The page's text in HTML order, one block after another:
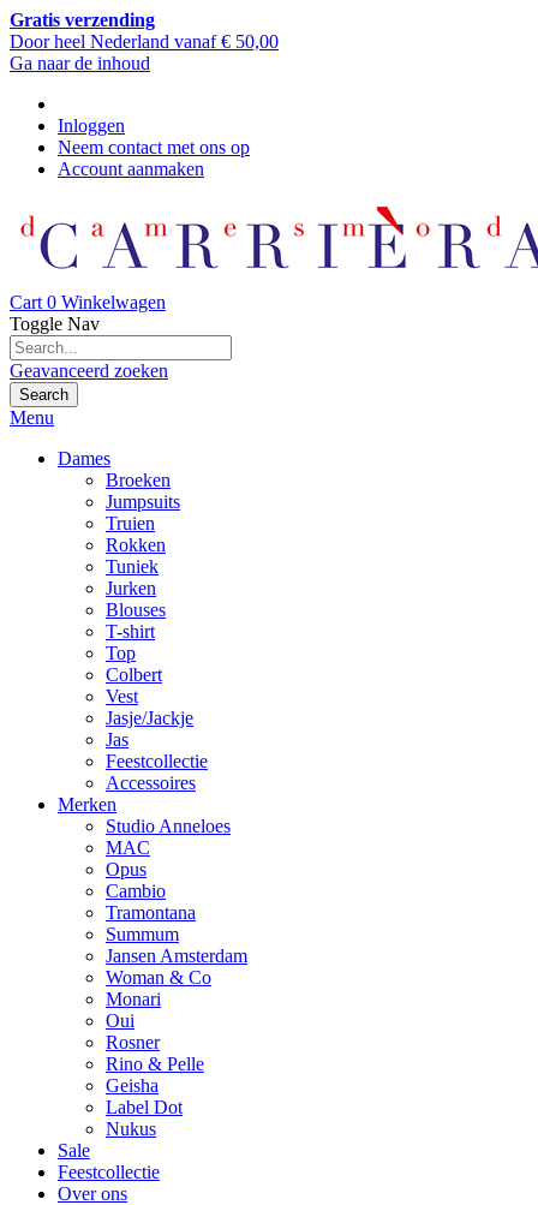
Gratis verzending
Door heel Nederland vanaf € 50,00
Ga naar de inhoud
Inloggen
Neem contact met ons op
Account aanmaken
Cart 0 Winkelwagen
Toggle Nav
Geavanceerd zoeken
Search
Menu
Dames
Broeken
Jumpsuits
Truien
Rokken
Tuniek
Jurken
Blouses
T-shirt
Top
Colbert
Vest
Jasje/Jackje
Jas
Feestcollectie
Accessoires
Merken
Studio Anneloes
MAC
Opus
Cambio
Tramontana
Summum
Jansen Amsterdam
Woman & Co
Monari
Oui
Rosner
Rino & Pelle
Geisha
Label Dot
Nukus
Sale
Feestcollectie
Over ons